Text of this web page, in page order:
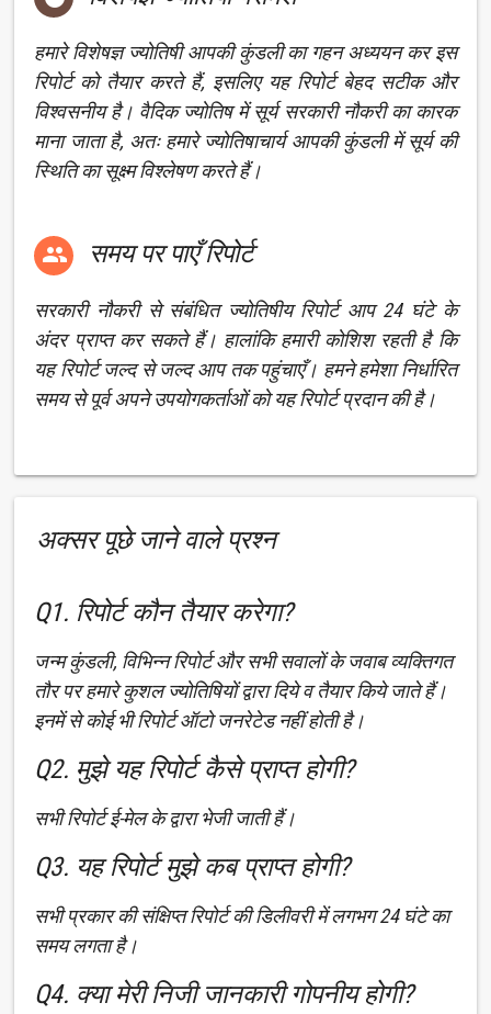
हमारे विशेषज्ञ ज्योतिषी आपकी कुंडली का गहन अध्ययन कर इस
रिपोर्ट को तैयार करते हैं, इसलिए यह रिपोर्ट बेहद सटीक और
विश्वसनीय है। वैदिक ज्योतिष में सूर्य सरकारी नौकरी का कारक
माना जाता है, अतः हमारे ज्योतिषाचार्य आपकी कुंडली में सूर्य की
स्थिति का सूक्ष्म विश्लेषण करते हैं।
 समय पर पाएँ रिपोर्ट
सरकारी नौकरी से संबंधित ज्योतिषीय रिपोर्ट आप 24 घंटे के
अंदर प्राप्त कर सकते हैं। हालांकि हमारी कोशिश रहती है कि
यह रिपोर्ट जल्द से जल्द आप तक पहुंचाएँ। हमने हमेशा निर्धारित
समय से पूर्व अपने उपयोगकर्ताओं को यह रिपोर्ट प्रदान की है।
अक्सर पूछे जाने वाले प्रश्न
Q1. रिपोर्ट कौन तैयार करेगा?
जन्म कुंडली, विभिन्न रिपोर्ट और सभी सवालों के जवाब व्यक्तिगत
तौर पर हमारे कुशल ज्योतिषियों द्वारा दिये व तैयार किये जाते हैं।
इनमें से कोई भी रिपोर्ट ऑटो जनरेटेड नहीं होती है।
Q2. मुझे यह रिपोर्ट कैसे प्राप्त होगी?
सभी रिपोर्ट ई-मेल के द्वारा भेजी जाती हैं।
Q3. यह रिपोर्ट मुझे कब प्राप्त होगी?
सभी प्रकार की संक्षिप्त रिपोर्ट की डिलीवरी में लगभग 24 घंटे का
समय लगता है।
Q4. क्या मेरी निजी जानकारी गोपनीय होगी?